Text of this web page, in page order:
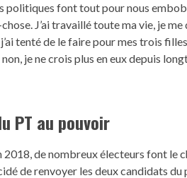
politiques font tout pour nous
J’ai travaillé toute ma vie, je
tenté de le faire pour mes trois
je ne crois plus en eux depuis
PT au pouvoir
2018, de nombreux électeurs font le
de renvoyer les deux candidats